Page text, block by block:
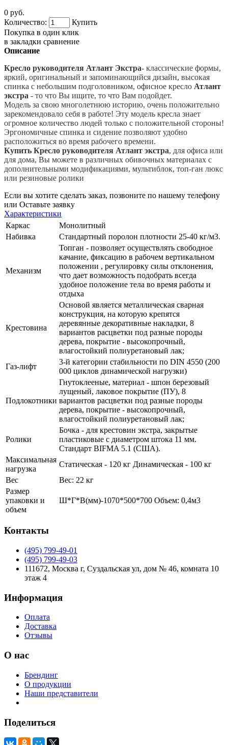
0 руб.
Количество:
Купить
Покупка в один клик
в закладки сравнение
Описание
Кресло руководителя Атлант Экстра- классические формы,
яркий, оригинальный и запоминающийся дизайн, высокая
спинка с небольшим подголовником, офисное кресло Атлант
экстра - то что Вы ищите, то что Вам подойдет.
Модель за свою многолетнюю историю, очень положительно
зарекомендовало себя в работе! Эту модель кресла знает
огромное количество людей только с положительной стороны!
Эргономичные спинка и сидение позволяют удобно
расположиться во время рабочего времени.
Купить Кресло руководителя Атлант экстра, для офиса или
для дома, Вы можете в различных обивочных материалах с
дополнительными модификациями, мультиблок, топ-ган люкс
или резиновые ролики
Если вы хотите сделать заказ, позвоните по нашему телефону
или Оставьте заявку
Характеристики
Каркас
Монолитный
Набивка
Стандартный поролон плотности 25-40 кг/м3.
Механизм
Топган - позволяет осуществлять свободное
качание, фиксацию в рабочем вертикальном
положении , регулировку силы отклонения,
что дает возможность подобрать всегда
удобное положение тела во время работы и
отдыха
Крестовина
Основой является металлическая сварная
конструкция, на которую крепятся
деревянные декоративные накладки, 8
вариантов расцветки под разные породы
дерева, покрытие - высокопрочный,
влагостойкий полиуретановый лак;
Газ-лифт
3-й категории стабильности по DIN 4550 (200
000 циклов динамической нагрузки)
Подлокотники
Гнутоклееные, материал - шпон березовый
лущеный, лаковое покрытие (ПУ), 8
вариантов расцветки под разные породы
дерева, покрытие - высокопрочный,
влагостойкий полиуретановый лак;
Ролики
Бочка - для крестовин экстра, закрытые
пластиковые с диаметром штока 11 мм.
Стандарт BIFMA 5.1 (США).
Максимальная
нагрузка
Статическая - 120 кг Динамическая - 100 кг
Вес
Вес: 22 кг
Размер
упаковки и
объем
Ш*Г*В(мм)-1070*500*700 Объем: 0,4м3
Контакты
(495) 799-49-01
(495) 799-49-03
111672, Москва г, Суздальская ул, дом № 46, комната 10
этаж 4
Информация
Оплата
Доставка
Отзывы
О нас
Брендинг
О продукции
Наши представители
Поделиться